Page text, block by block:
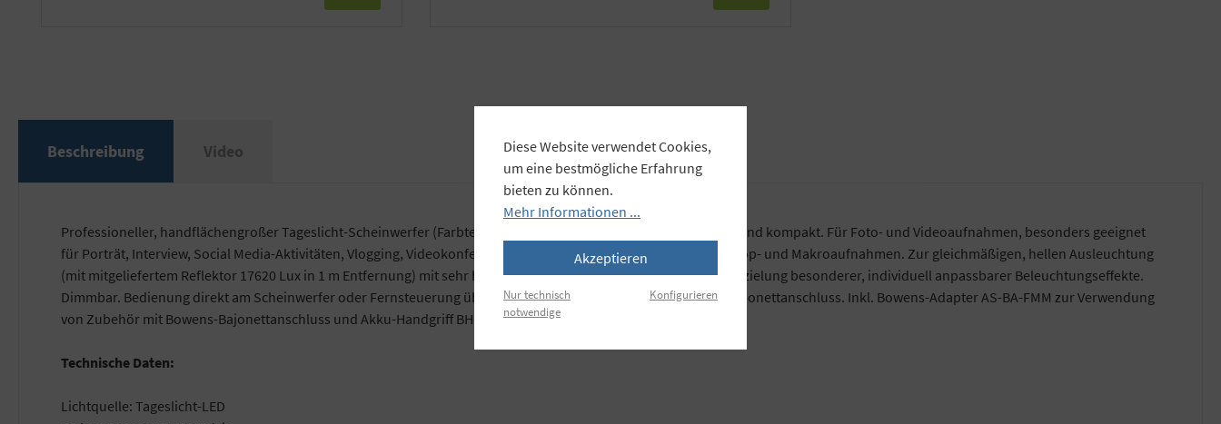
Beschreibung Video
Professioneller, handflächengroßer Tageslicht-Scheinwerfer (Farbtemperatur 5600 Kelvin), einteilig, sehr leicht und kompakt. Für Foto- und Videoaufnahmen, besonders geeignet
für Porträt, Interview, Social Media-Aktivitäten, Vlogging, Videokonferenzen und Webinare sowie Stilllife-, Tabletop- und Makroaufnahmen. Zur gleichmäßigen, hellen Ausleuchtung
(mit mitgeliefertem Reflektor 17620 Lux in 1 m Entfernung) mit sehr hoher Farbwiedergabequalität und für die Erzielung besonderer, individuell anpassbarer Beleuchtungseffekte.
Dimmbar. Bedienung direkt am Scheinwerfer oder Fernsteuerung über Bluetooth, Funk oder DMX/RDM. FMM-Bajonettanschluss. Inkl. Bowens-Adapter AS-BA-FMM zur Verwendung
von Zubehör mit Bowens-Bajonettanschluss und Akku-Handgriff BH-FZ60 für den mobilen Einsatz
Technische Daten:
Lichtquelle: Tageslicht-LED
Diese Website verwendet Cookies,
um eine bestmögliche Erfahrung
bieten zu können.
Mehr Informationen ...
Akzeptieren
Nur technisch
notwendige
Konfigurieren